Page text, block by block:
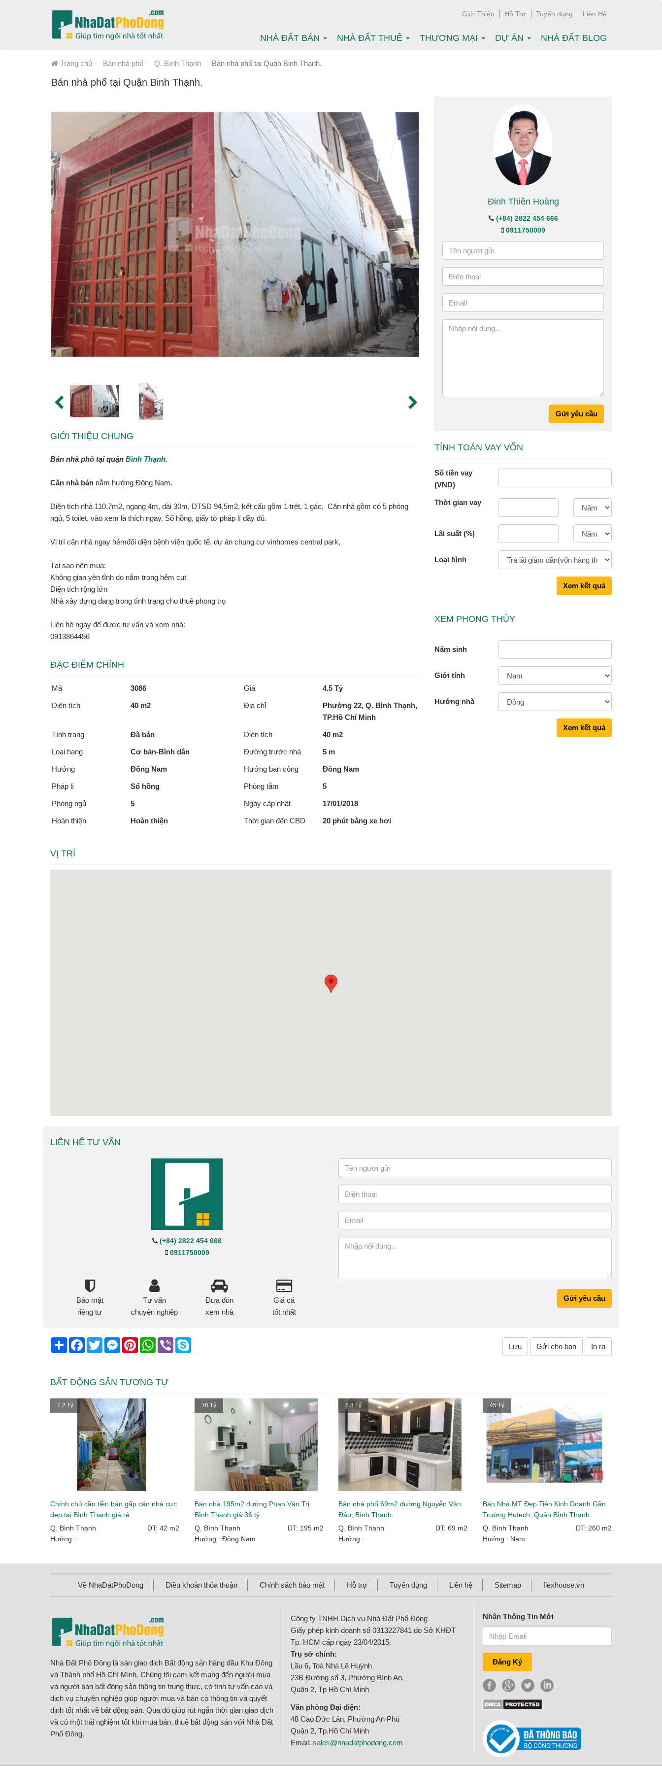
Giới Thiệu Hỗ Trợ Tuyển dụng Liên Hệ
NHÀ ĐẤT BÁN NHÀ ĐẤT THUÊ THƯƠNG MẠI DỰ ÁN NHÀ ĐẤT BLOG
Trang chủ Bán nhà phố Q. Bình Thạnh Bán nhà phố tại Quận Binh Thạnh.
Bán nhà phố tại Quận Binh Thạnh.
GIỚI THIỆU CHUNG
Bán nhà phố tại quận Bình Thạnh.
Căn nhà bán nằm hướng Đông Nam.
Diện tích nhà 110,7m2, ngang 4m, dài 30m, DTSD 94,5m2, kết cấu gồm 1 trêt, 1 gác, Căn nhà gồm có 5 phòng
ngủ, 5 toilet, vào xem là thích ngay. Sổ hồng, giấy tờ pháp lí đầy đủ.
Vị trí căn nhà ngay hẻmđối diện bệnh viện quốc tế, dự án chung cư vinhomes central park,
Tại sao nên mua:
Không gian yên tĩnh do nằm trong hẻm cụt
Diện tích rộng lớn
Nhà xây dựng đang trong tình trạng cho thuê phong trọ
Liên hệ ngay để được tư vấn và xem nhà:
0913864456
ĐẶC ĐIỂM CHÍNH
Mã 3086 Giá 4.5 Tỷ
Diện tích 40 m2 Địa chỉ
Phường 22, Q. Bình Thạnh,
TP.Hồ Chí Minh
Tình trạng Đã bán Diện tích 40 m2
Loại hạng Cơ bản-Bình dân Đường trước nhà 5 m
Hướng Đông Nam Hướng ban công Đông Nam
Pháp lí Sổ hồng Phòng tắm 5
Phòng ngủ 5 Ngày cập nhật 17/01/2018
Hoàn thiện Hoàn thiện Thời gian đến CBD 20 phút bằng xe hơi
Đinh Thiên Hoàng
(+84) 2822 454 666
0911750009
Gửi yêu cầu
TÍNH TOÁN VAY VỐN
Số tiền vay
(VND)
Thời gian vay
Lãi suất (%)
Loại hình
Xem kết quả
XEM PHONG THỦY
Năm sinh
Giới tính
Hướng nhà
Xem kết quả
VỊ TRÍ
LIÊN HỆ TƯ VẤN
(+84) 2822 454 666
0911750009
Bảo mật
riêng tư
Tư vấn
chuyên nghiêp
Đưa đón
xem nhà
Giá cả
tốt nhất
Gửi yêu cầu
Share Facebook
TwitterMessenger
PinterestWhatsApp
Viber
Lưu Gửi cho bạn In ra
BẤT ĐỘNG SẢN TƯƠNG TỰ
7.2 Tỷ
Chính chủ cần tiền bán gấp căn nhà cực
đẹp tại Bình Thạnh giá rẻ
Q. Bình Thạnh
DT: 42 m2
Hướng :
36 Tỷ
Bán nhà 195m2 đường Phan Văn Trị
Bình Thạnh giá 36 tỷ
Q. Bình Thạnh
DT: 195 m2
Hướng : Đông Nam
6.8 Tỷ
Bán nhà phố 69m2 đường Nguyễn Văn
Đậu, Bình Thạnh.
Q. Bình Thạnh
DT: 69 m2
Hướng :
45 Tỷ
Bán Nhà MT Đẹp Tiện Kinh Doanh Gần
Trường Hutech, Quận Bình Thạnh
Q. Bình Thạnh
DT: 260 m2
Hướng : Nam
Về NhaDatPhoDong Điều khoản thỏa thuận Chính sách bảo mật Hỗ trợ Tuyển dụng Liên hệ Sitemap flexhouse.vn
Nhà Đất Phố Đông là sàn giao dịch Bất động sản hàng đầu Khu Đông
và Thành phố Hồ Chí Minh. Chúng tôi cam kết mang đến người mua
và người bán bất động sản thông tin trung thực, có tính tư vấn cao và
dịch vụ chuyên nghiệp giúp người mua và bán có thông tin và quyết
định tốt nhất về bất động sản. Qua đó giúp rút ngắn thời gian giao dịch
và có một trải nghiệm tốt khi mua bán, thuê bất động sản với Nhà Đất
Phố Đông.
Công ty TNHH Dịch vụ Nhà Đất Phố Đông
Giấy phép kinh doanh số 0313227841 do Sở KHĐT
Tp. HCM cấp ngày 23/04/2015.
Trụ sở chính:
Lầu 6, Toà Nhà Lê Huỳnh
23B Đường số 3, Phường Bình An,
Quận 2, Tp Hồ Chí Minh
Văn phòng Đại diện:
48 Cao Đức Lân, Phường An Phú
Quận 2, Tp.Hồ Chí Minh
Email: sales@nhadatphodong.com
Nhận Thông Tin Mới
Đăng Ký